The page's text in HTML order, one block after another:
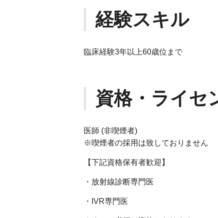
経験スキル
臨床経験3年以上60歳位まで
資格・ライセ
医師 (非喫煙者)
※喫煙者の採用は致しておりません
【下記資格保有者歓迎】
・放射線診断専門医
・IVR専門医